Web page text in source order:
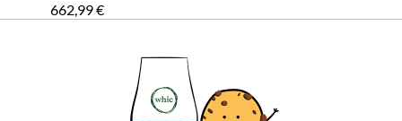
662,99 €
inkl. moms. exkl. fraktkostnader